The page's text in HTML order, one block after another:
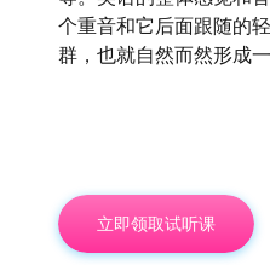
个重音和它后面跟随的
群，也就自然而然形成一
立即领取试听课